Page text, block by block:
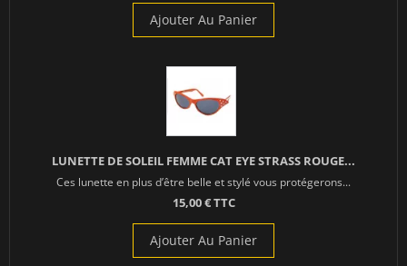
Ajouter Au Panier
LUNETTE DE SOLEIL FEMME CAT EYE STRASS ROUGE...
Ces lunette en plus d’être belle et stylé vous protégerons...
15,00 € TTC
Ajouter Au Panier